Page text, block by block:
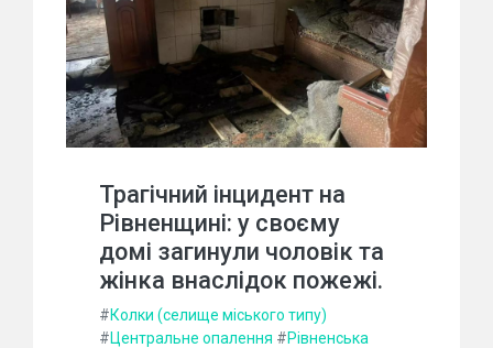
Трагічний інцидент на
Рівненщині: у своєму
домі загинули чоловік та
жінка внаслідок пожежі.
#Колки (селище міського типу)
#Центральне опалення #Рівненська